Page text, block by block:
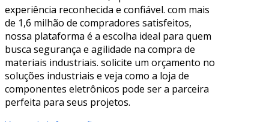
experiência reconhecida e confiável. com mais
de 1,6 milhão de compradores satisfeitos,
nossa plataforma é a escolha ideal para quem
busca segurança e agilidade na compra de
materiais industriais. solicite um orçamento no
soluções industriais e veja como a loja de
componentes eletrônicos pode ser a parceira
perfeita para seus projetos.